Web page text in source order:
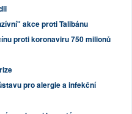
akce proti Talibánu
proti koronaviru 750 milionů
pro alergie a infekční